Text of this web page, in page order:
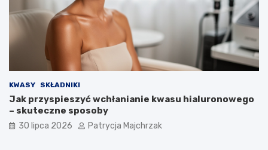
KWASY SKŁADNIKI
Jak przyspieszyć wchłanianie kwasu hialuronowego
– skuteczne sposoby
30 lipca 2026 Patrycja Majchrzak